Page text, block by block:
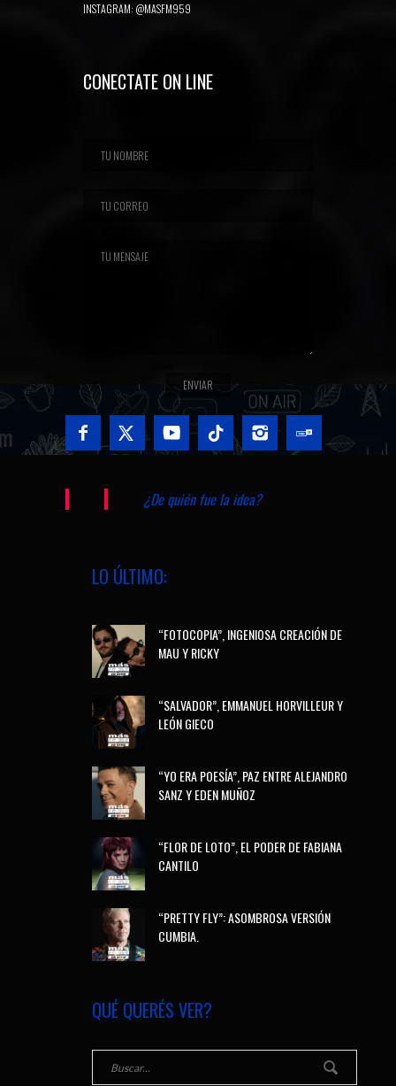
INSTAGRAM: @MASFM959
CONECTATE ON LINE
¿De quién fue la idea?
LO ÚLTIMO:
“FOTOCOPIA”, INGENIOSA CREACIÓN DE
MAU Y RICKY
“SALVADOR”, EMMANUEL HORVILLEUR Y
LEÓN GIECO
“YO ERA POESÍA”, PAZ ENTRE ALEJANDRO
SANZ Y EDEN MUÑOZ
“FLOR DE LOTO”, EL PODER DE FABIANA
CANTILO
“PRETTY FLY”: ASOMBROSA VERSIÓN
CUMBIA.
QUÉ QUERÉS VER?